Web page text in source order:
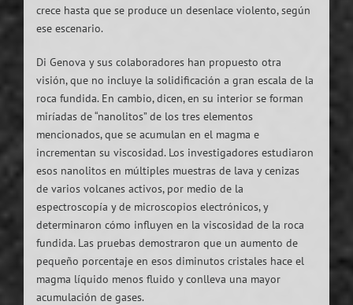
crece hasta que se produce un desenlace violento, según
ese escenario.
Di Genova y sus colaboradores han propuesto otra
visión, que no incluye la solidificación a gran escala de la
roca fundida. En cambio, dicen, en su interior se forman
miríadas de “nanolitos” de los tres elementos
mencionados, que se acumulan en el magma e
incrementan su viscosidad. Los investigadores estudiaron
esos nanolitos en múltiples muestras de lava y cenizas
de varios volcanes activos, por medio de la
espectroscopía y de microscopios electrónicos, y
determinaron cómo influyen en la viscosidad de la roca
fundida. Las pruebas demostraron que un aumento de
pequeño porcentaje en esos diminutos cristales hace el
magma líquido menos fluido y conlleva una mayor
acumulación de gases.